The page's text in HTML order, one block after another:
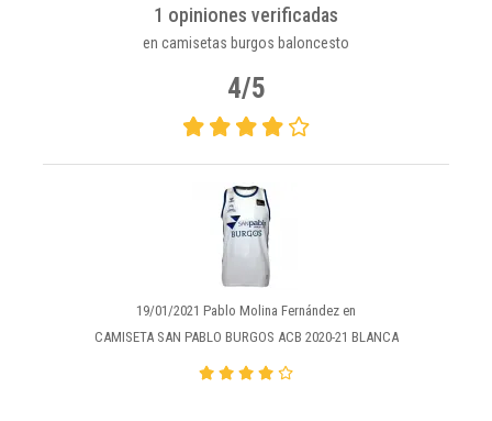
1 opiniones verificadas
en camisetas burgos baloncesto
4/5
19/01/2021 Pablo Molina Fernández en
CAMISETA SAN PABLO BURGOS ACB 2020-21 BLANCA